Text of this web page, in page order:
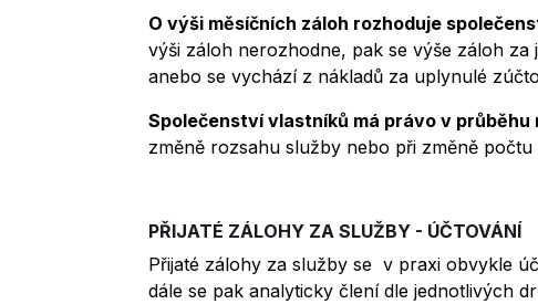
O výši měsíčních záloh rozhoduje
výši záloh nerozhodne, pak se výše záloh
anebo se vychází z nákladů za uplynulé
Společenství vlastníků má právo v
změně rozsahu služby nebo při změně
PŘIJATÉ ZÁLOHY ZA SLUŽBY - ÚČTOVÁNÍ
Přijaté zálohy za služby se v praxi obvykle
dále se pak analyticky člení dle jednotlivých